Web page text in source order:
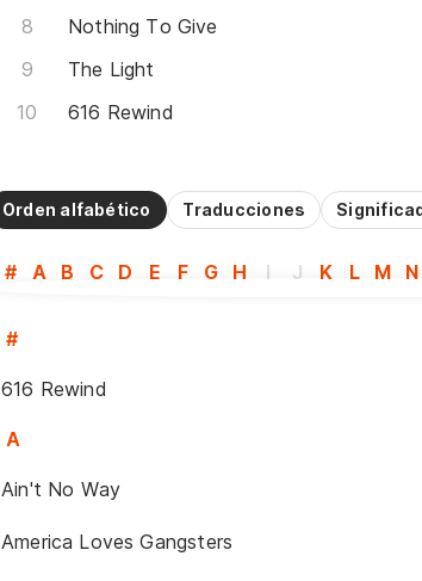
Nothing To Give
The Light
616 Rewind
Orden alfabético Traducciones
# A B C D E F G H I J K L M N
#
616 Rewind
A
Ain't No Way
America Loves Gangsters